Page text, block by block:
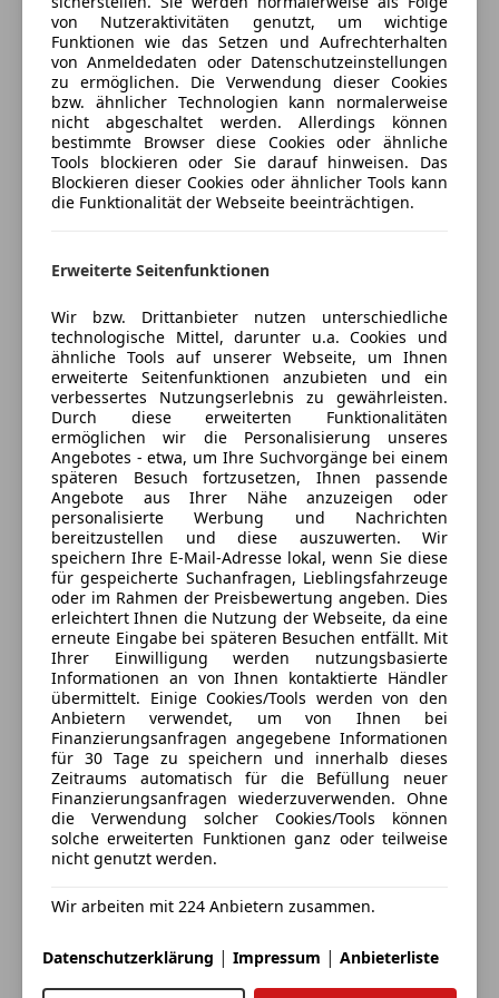
ABS
Abstandstempomat
Airbag hinten
Alarmanlage
Beifahrerairbag
ESP
Fahrerairbag
Fernlichtassistent
Isofix
Kurvenlicht
LED-Scheinwerfer
Notbremsassistent
Notrufsystem
Reifendruckkontrollsystem
Servolenkung
Spurhalteassistent
Tagfahrlicht
Traktionskontrolle
Verkehrszeichenerkennung
Wegfahrsperre
Zentralverriegelung
Zentralverriegelung mit Funkfernbedienung
Extras
Alufelgen (18")
Anhängerkupplung
Dachreling
Innenspiegel automatisch abblendend
Katalysator
Sommerreifen
Sprachsteuerung
Touchscreen
Assist) inkl. Spurhalteassistent (Lane Assist)
Fahrassistenz-System: Verkehrszeichenerkennung
Fliegengitter Schiebefenster rechts
Fußmatten Fahrerhaus: Gummi
Lackierung: Sonderlackierung Candy-weiss uni /
Dach Schwarz
LM-Felgen 8x18 (Valdivia, schwarz)
Markise seitlich, Beifahrerseite (Gehäuse und
Rückfahrkamera
Sitze im Lade-/FG-Raum: 2.Reihe, Vorbereitung zur
Nachrüstung - Einzelsitz
Wertfach
Sonderausstattung:
Abdeckung Schiebetürleiste
Abfallbehälter
Abwassertank
Airbag Beifahrer abschaltbar
Airbag Fahrer-/Beifahrerseite
Anschluss für Außendusche
Anti-Blockier-System (ABS)
Antriebs-Schlupfregelung (ASR)
Antriebsart: Frontantrieb
Armaturentafel Komfort
Aufstelldach elektro-hydraulisch betätigt mit
Bugfenster und Frontöffnung, Faltenbalg grau
Ausstattungs-Paket Licht + Sicht
Außenspiegel konvex, links
Außenspiegel konvex, rechts
Außenspiegel und Türgriffe außen in Wagenfarbe
Befestigungsschienen für Dachträger
Bodenbelag im Fahrerhaus: Velours-Vlies
Campingtisch
Dachbett
Versicherungsschutz an Ihre Bedürfnisse
anpassen
Freischaden-Gutschein ab Stufe 0
Auto einfach online versichern & Rabatt holen
Jetzt berechnen
Verkäufer Händler
Auto Vonbrül GmbH
Sternebewertung 5 von 5
5Sterne
(95% Weiterempfehlungen)
Anbieter auf AutoScout24 seit 2019
Hauptstraße 39
6719 Bludesch, AT
Kontakt
Markus Vonbrül
Alle Fahrzeuge des Anbieters
Anbieter kontaktieren
Deine Nachricht
von Nutzeraktivitäten genutzt, um wichtige
Funktionen wie das Setzen und Aufrechterhalten
von Anmeldedaten oder Datenschutzeinstellungen
zu ermöglichen. Die Verwendung dieser Cookies
bzw. ähnlicher Technologien kann normalerweise
nicht abgeschaltet werden. Allerdings können
bestimmte Browser diese Cookies oder ähnliche
Tools blockieren oder Sie darauf hinweisen. Das
Blockieren dieser Cookies oder ähnlicher Tools kann
die Funktionalität der Webseite beeinträchtigen.
Erweiterte Seitenfunktionen
Wir bzw. Drittanbieter nutzen unterschiedliche
technologische Mittel, darunter u.a. Cookies und
ähnliche Tools auf unserer Webseite, um Ihnen
erweiterte Seitenfunktionen anzubieten und ein
verbessertes Nutzungserlebnis zu gewährleisten.
Durch diese erweiterten Funktionalitäten
ermöglichen wir die Personalisierung unseres
Angebotes - etwa, um Ihre Suchvorgänge bei einem
späteren Besuch fortzusetzen, Ihnen passende
Angebote aus Ihrer Nähe anzuzeigen oder
personalisierte Werbung und Nachrichten
bereitzustellen und diese auszuwerten. Wir
speichern Ihre E-Mail-Adresse lokal, wenn Sie diese
für gespeicherte Suchanfragen, Lieblingsfahrzeuge
oder im Rahmen der Preisbewertung angeben. Dies
erleichtert Ihnen die Nutzung der Webseite, da eine
erneute Eingabe bei späteren Besuchen entfällt. Mit
Ihrer Einwilligung werden nutzungsbasierte
Informationen an von Ihnen kontaktierte Händler
übermittelt. Einige Cookies/Tools werden von den
Anbietern verwendet, um von Ihnen bei
Finanzierungsanfragen angegebene Informationen
für 30 Tage zu speichern und innerhalb dieses
Zeitraums automatisch für die Befüllung neuer
Finanzierungsanfragen wiederzuverwenden. Ohne
die Verwendung solcher Cookies/Tools können
solche erweiterten Funktionen ganz oder teilweise
nicht genutzt werden.
Wir arbeiten mit 224 Anbietern zusammen.
Datenschutzerklärung | Impressum | Anbieterliste